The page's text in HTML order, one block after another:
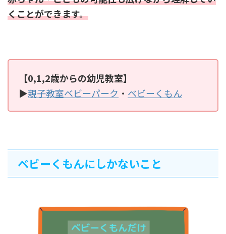
くことができます。
【0,1,2歳からの幼児教室】
▶親子教室ベビーパーク ・ ベビーくもん
ベビーくもんにしかないこと